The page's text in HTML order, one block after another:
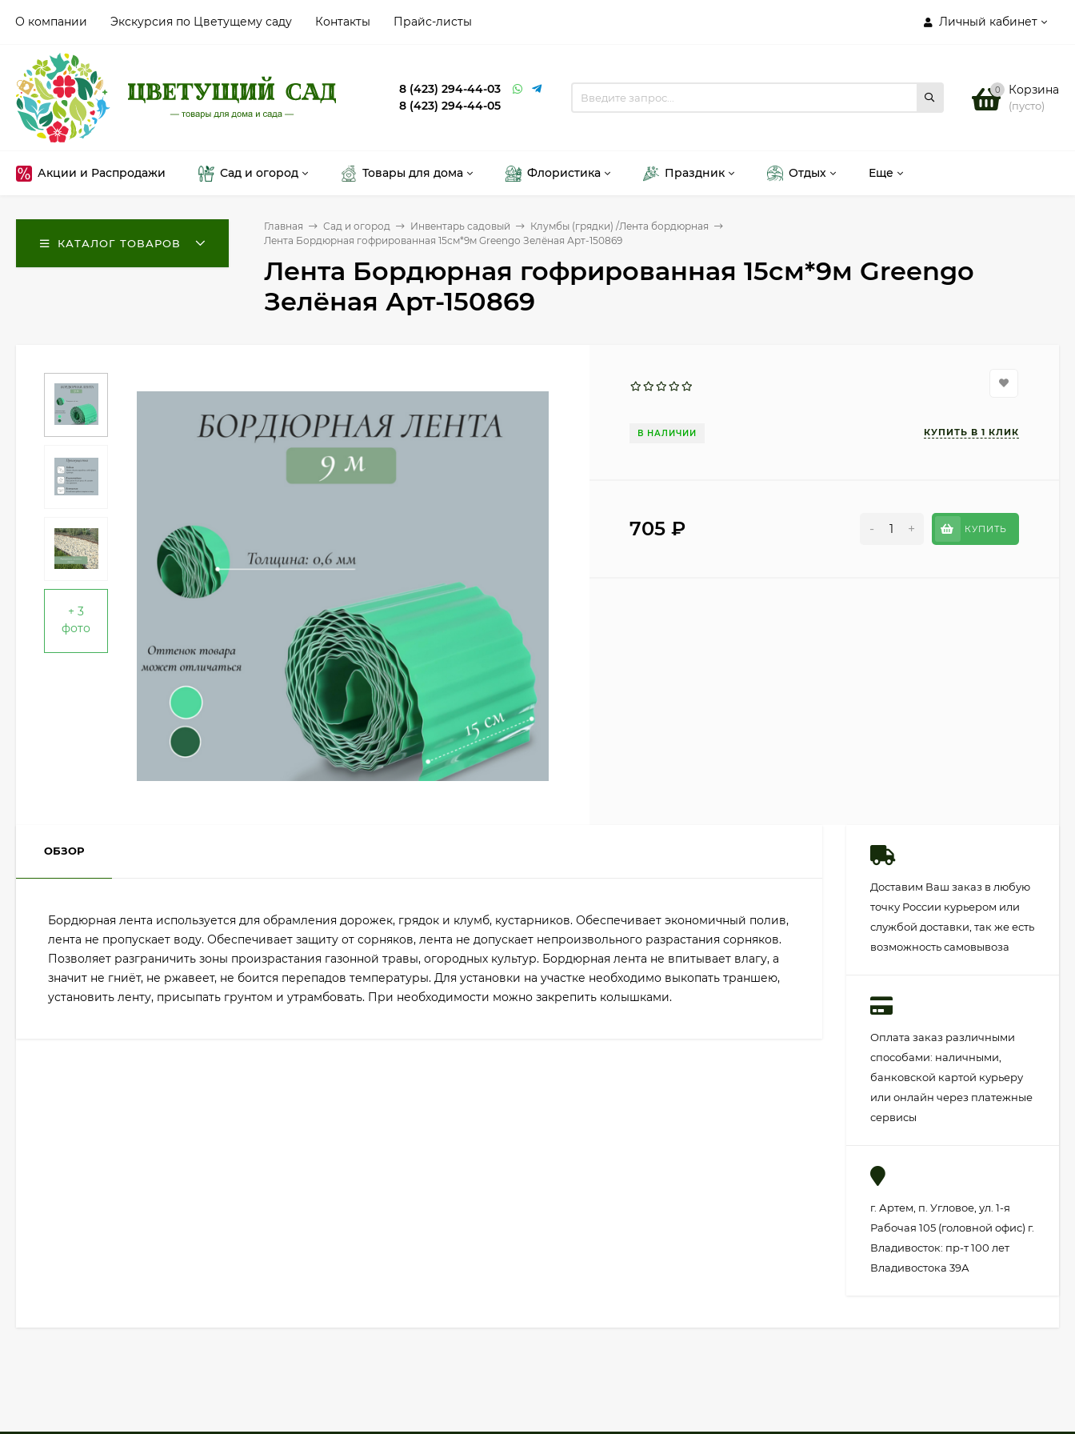
Личный кабинет
О компании Экскурсия по Цветущему саду Контакты Прайс-листы
8 (423) 294-44-03
8 (423) 294-44-05
0 Корзина
(пусто)
Акции и Распродажи Сад и огород Товары для дома Флористика Праздник Отдых Еще
КАТАЛОГ ТОВАРОВ
Главная Сад и огород Инвентарь садовый
Клумбы (грядки) /Лента бордюрная
Лента Бордюрная гофрированная 15см*9м Greengo Зелёная Арт-150869
Лента Бордюрная гофрированная 15см*9м Greengo
Зелёная Арт-150869
+ 3
фото
В НАЛИЧИИ
705₽ - + КУПИТЬ
ОБЗОР
Бордюрная лента используется для обрамления дорожек, грядок и клумб, кустарников. Обеспечивает экономичный полив,
лента не пропускает воду. Обеспечивает защиту от сорняков, лента не допускает непроизвольного разрастания сорняков.
Позволяет разграничить зоны произрастания газонной травы, огородных культур. Бордюрная лента не впитывает влагу, а
значит не гниёт, не ржавеет, не боится перепадов температуры. Для установки на участке необходимо выкопать траншею,
установить ленту, присыпать грунтом и утрамбовать. При необходимости можно закрепить колышками.
Доставим Ваш заказ в любую
точку России курьером или
службой доставки, так же есть
возможность самовывоза
Оплата заказ различными
способами: наличными,
банковской картой курьеру
или онлайн через платежные
сервисы
г. Артем, п. Угловое, ул. 1-я
Рабочая 105 (головной офис) г.
Владивосток: пр-т 100 лет
Владивостока 39А